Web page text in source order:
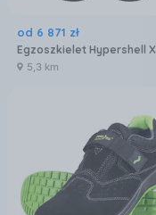
od 6 871 zł
5,3 km